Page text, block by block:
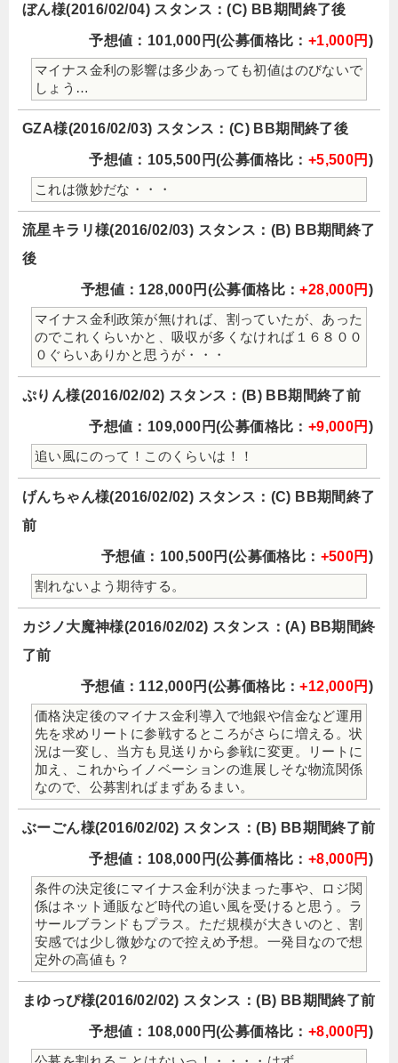
ぼん様(2016/02/04) スタンス：(C) BB期間終了後
予想値：101,000円(公募価格比： +1,000円 )
マイナス金利の影響は多少あっても初値はのびないで
しょう…
GZA様(2016/02/03) スタンス：(C) BB期間終了後
予想値：105,500円(公募価格比： +5,500円 )
これは微妙だな・・・
流星キラリ様(2016/02/03) スタンス：(B) BB期間終了
後
予想値：128,000円(公募価格比：+28,000円 )
マイナス金利政策が無ければ、割っていたが、あった
のでこれくらいかと、吸収が多くなければ１６８００
０ぐらいありかと思うが・・・
ぷりん様(2016/02/02) スタンス：(B) BB期間終了前
予想値：109,000円(公募価格比： +9,000円 )
追い風にのって！このくらいは！！
げんちゃん様(2016/02/02) スタンス：(C) BB期間終了
前
予想値：100,500円(公募価格比： +500円 )
割れないよう期待する。
カジノ大魔神様(2016/02/02) スタンス：(A) BB期間終
了前
予想値：112,000円(公募価格比：+12,000円 )
価格決定後のマイナス金利導入で地銀や信金など運用
先を求めリートに参戦するところがさらに増える。状
況は一変し、当方も見送りから参戦に変更。リートに
加え、これからイノベーションの進展しそな物流関係
なので、公募割ればまずあるまい。
ぶーごん様(2016/02/02) スタンス：(B) BB期間終了前
予想値：108,000円(公募価格比： +8,000円 )
条件の決定後にマイナス金利が決まった事や、ロジ関
係はネット通販など時代の追い風を受けると思う。ラ
サールブランドもプラス。ただ規模が大きいのと、割
安感では少し微妙なので控えめ予想。一発目なので想
定外の高値も？
まゆっぴ様(2016/02/02) スタンス：(B) BB期間終了前
予想値：108,000円(公募価格比： +8,000円 )